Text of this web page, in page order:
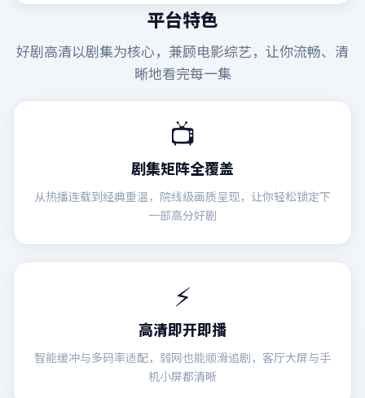
平台特色
好剧高清以剧集为核心，兼顾电影综艺，让你流畅、清
晰地看完每一集
📺
剧集矩阵全覆盖
从热播连载到经典重温，院线级画质呈现，让你轻松锁定下
一部高分好剧
⚡
高清即开即播
智能缓冲与多码率适配，弱网也能顺滑追剧，客厅大屏与手
机小屏都清晰